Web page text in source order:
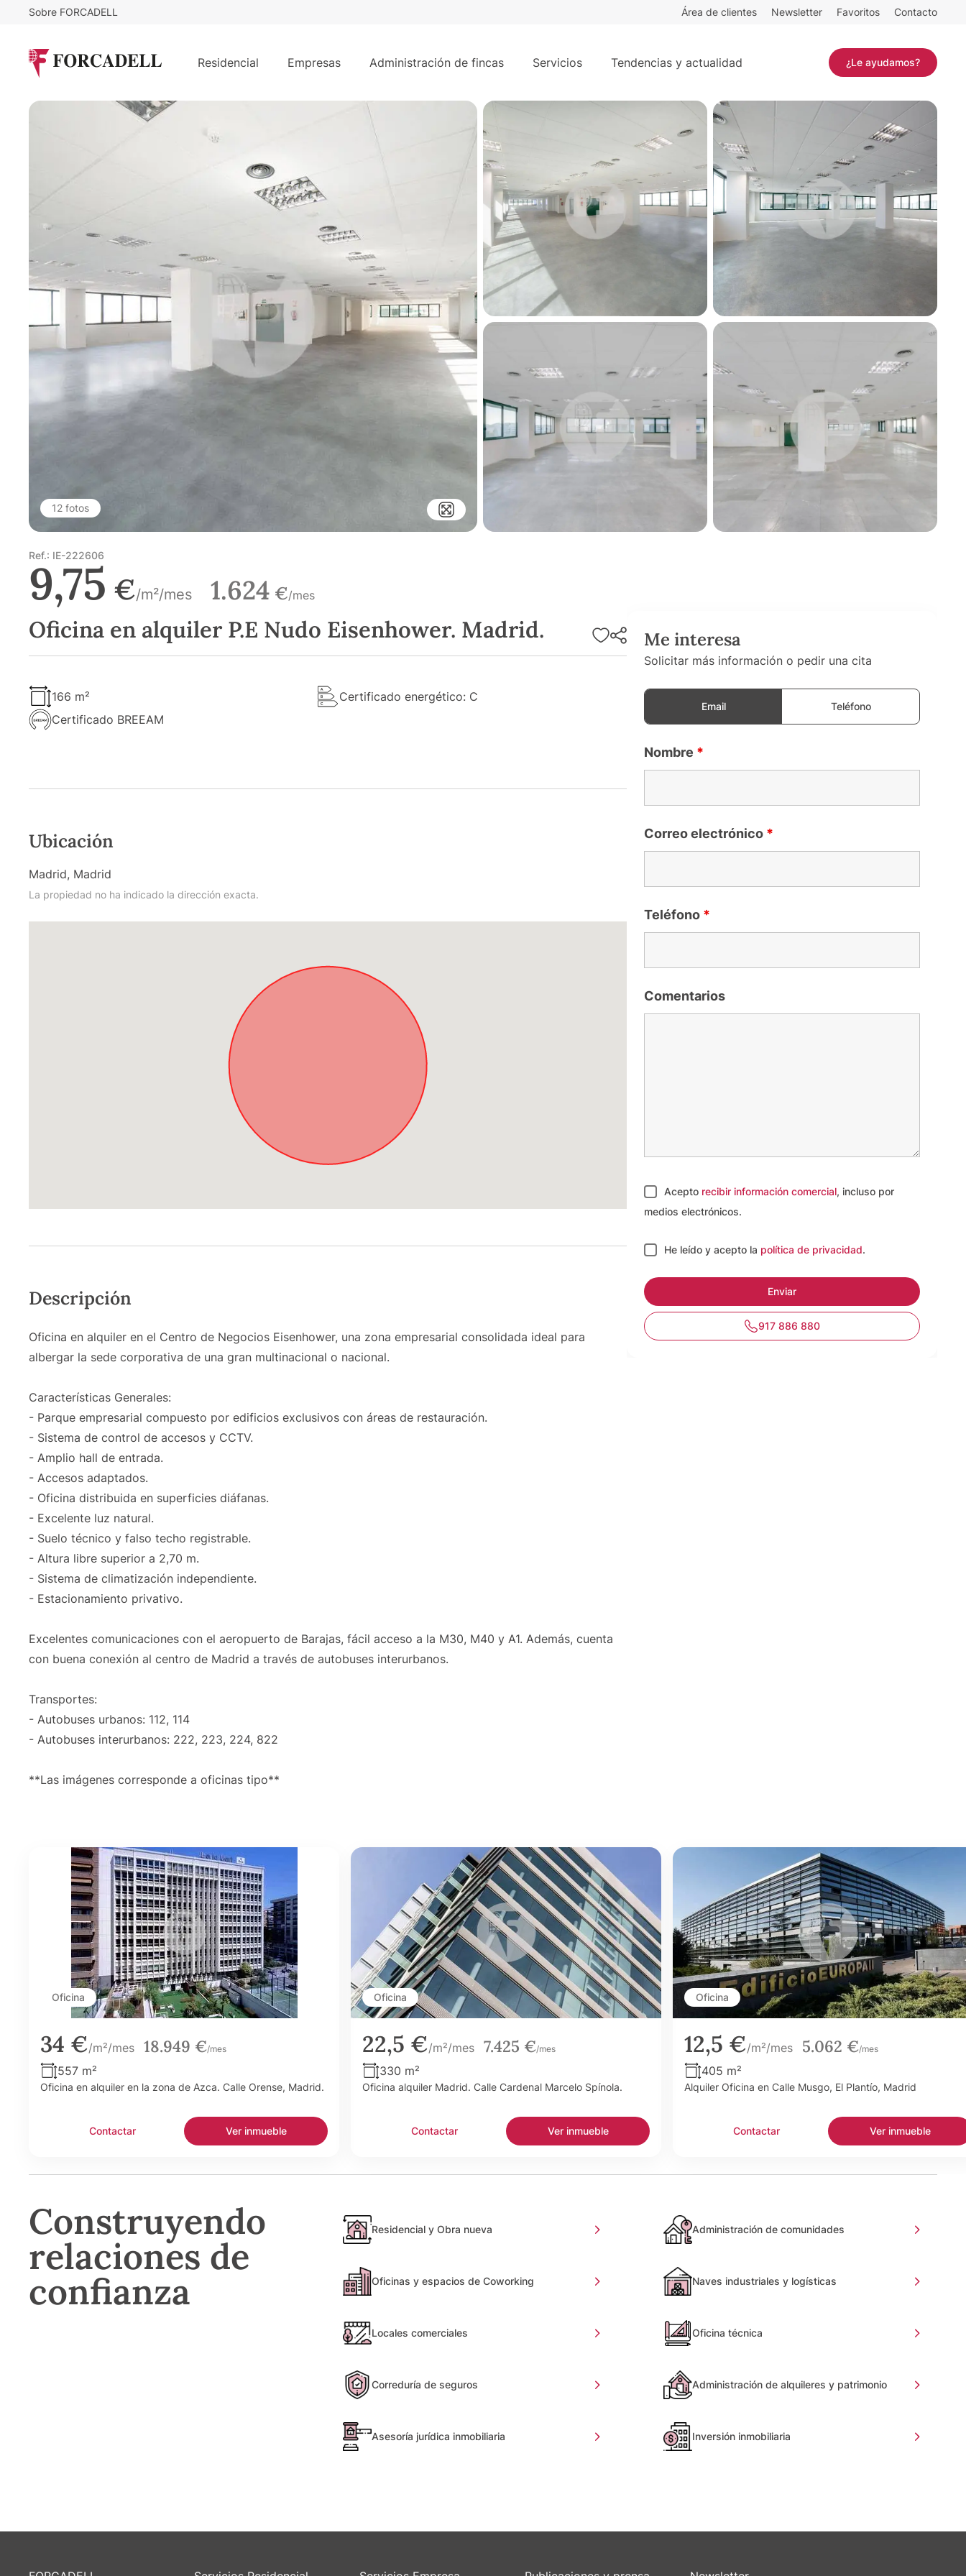
Sobre FORCADELL Área de clientes Newsletter Favoritos Contacto
Residencial Empresas Administración de fincas Servicios Tendencias y actualidad ¿Le ayudamos?
Oficina en alquiler P.E Nudo Eisenhower. Madrid.
12 fotos
Ref.: IE-222606
9,75 €/m²/mes 1.624 €/mes
Oficina en alquiler P.E Nudo Eisenhower. Madrid.
166 m²
Certificado energético: C
Certificado BREEAM
Ubicación
Madrid, Madrid
La propiedad no ha indicado la dirección exacta.
Descripción
Oficina en alquiler en el Centro de Negocios Eisenhower, una zona empresarial consolidada ideal para
albergar la sede corporativa de una gran multinacional o nacional.
Características Generales:
- Parque empresarial compuesto por edificios exclusivos con áreas de restauración.
- Sistema de control de accesos y CCTV.
- Amplio hall de entrada.
- Accesos adaptados.
- Oficina distribuida en superficies diáfanas.
- Excelente luz natural.
- Suelo técnico y falso techo registrable.
- Altura libre superior a 2,70 m.
- Sistema de climatización independiente.
- Estacionamiento privativo.
Excelentes comunicaciones con el aeropuerto de Barajas, fácil acceso a la M30, M40 y A1. Además, cuenta
con buena conexión al centro de Madrid a través de autobuses interurbanos.
Transportes:
- Autobuses urbanos: 112, 114
- Autobuses interurbanos: 222, 223, 224, 822
**Las imágenes corresponde a oficinas tipo**
Me interesa
Solicitar más información o pedir una cita
Email Teléfono
Nombre *
Correo electrónico *
Teléfono *
Comentarios
Acepto recibir información comercial, incluso por
medios electrónicos.
He leído y acepto la política de privacidad.
917 886 880
Oficina
34 €/m²/mes 18.949 €/mes
557 m²
Oficina en alquiler en la zona de Azca. Calle Orense, Madrid.
Contactar Ver inmueble
Oficina
22,5 €/m²/mes 7.425 €/mes
330 m²
Oficina alquiler Madrid. Calle Cardenal Marcelo Spínola.
Contactar Ver inmueble
Oficina
12,5 €/m²/mes 5.062 €/mes
405 m²
Alquiler Oficina en Calle Musgo, El Plantío, Madrid
Contactar Ver inmueble
Construyendo
relaciones de
confianza
Residencial y Obra nueva Administración de comunidades
Oficinas y espacios de Coworking Naves industriales y logísticas
Locales comerciales Oficina técnica
Correduría de seguros Administración de alquileres y patrimonio
Asesoría jurídica inmobiliaria Inversión inmobiliaria